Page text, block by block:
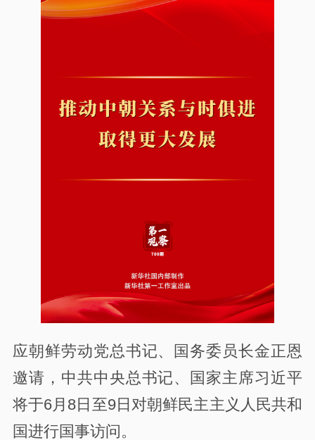
应朝鲜劳动党总书记、国务委员长金正恩
邀请，中共中央总书记、国家主席习近平
将于6月8日至9日对朝鲜民主主义人民共和
国进行国事访问。